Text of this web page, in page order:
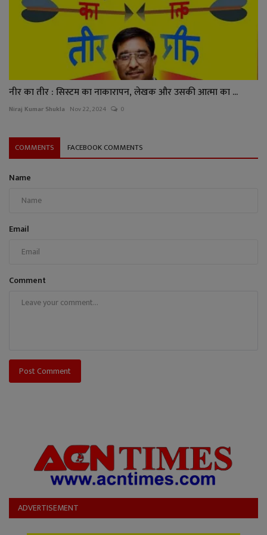
नीर का तीर : सिस्टम का नाकारापन, लेखक और उसकी आत्मा का ...
Niraj Kumar Shukla Nov 22, 2024 0
COMMENTS FACEBOOK COMMENTS
Name
Email
Comment
Post Comment
ADVERTISEMENT